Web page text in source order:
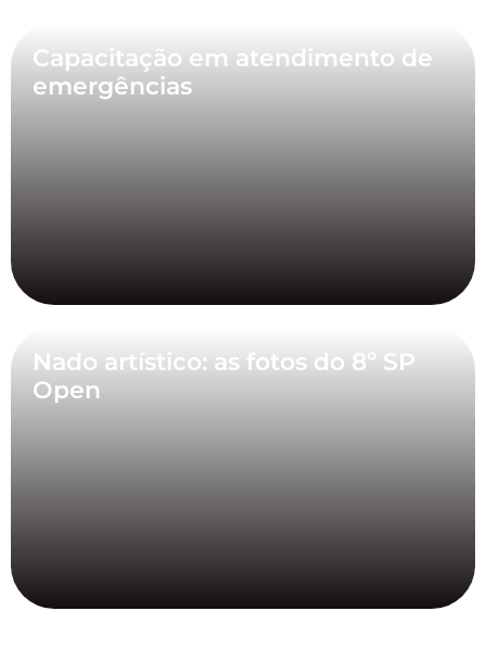
Capacitação em atendimento de
emergências
Nado artístico: as fotos do 8º SP
Open